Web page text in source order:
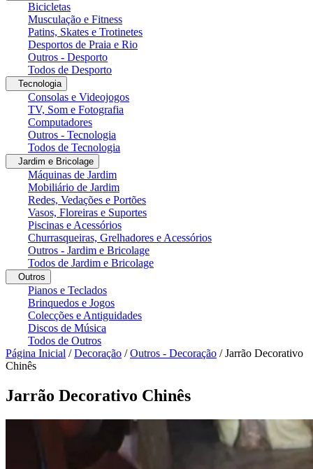
Bicicletas
Musculação e Fitness
Patins, Skates e Trotinetes
Desportos de Praia e Rio
Outros - Desporto
Todos de Desporto
Tecnologia
Consolas e Videojogos
TV, Som e Fotografia
Computadores
Outros - Tecnologia
Todos de Tecnologia
Jardim e Bricolage
Máquinas de Jardim
Mobiliário de Jardim
Redes, Vedações e Portões
Vasos, Floreiras e Suportes
Piscinas e Acessórios
Churrasqueiras, Grelhadores e Acessórios
Outros - Jardim e Bricolage
Todos de Jardim e Bricolage
Outros
Pianos e Teclados
Brinquedos e Jogos
Colecções e Antiguidades
Discos de Música
Todos de Outros
Página Inicial /Decoração /Outros - Decoração /Jarrão Decorativo
Chinês
Jarrão Decorativo Chinês